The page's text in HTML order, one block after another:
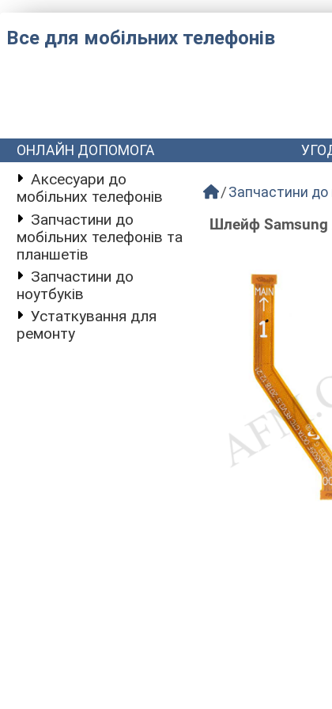
Все для мобільних телефонів
ОНЛАЙН ДОПОМОГА
Аксесуари до
мобільних телефонів
Запчастини до
мобільних телефонів та
планшетів
Запчастини до
ноутбуків
Устаткування для
ремонту
Запчастини до
Шлейф Samsung